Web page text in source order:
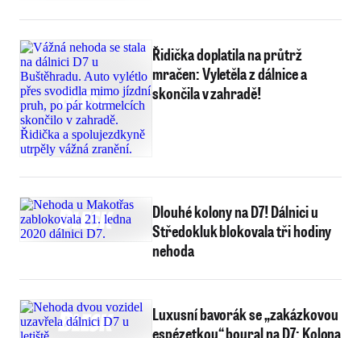
Řidička doplatila na průtrž
mračen: Vyletěla z dálnice a
skončila v zahradě!
Dlouhé kolony na D7! Dálnici u
Středokluk blokovala tři hodiny
nehoda
Luxusní bavorák se „zakázkovou
espézetkou“ boural na D7: Kolona